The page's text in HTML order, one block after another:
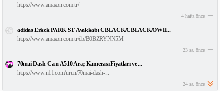
https://www.amazon.com.tr/
4 hafta önce
adidas Erkek PARK ST Ayakkabı CBLACK/CBLACK/OWH...
https://www.amazon.com.tr/dp/B0BZRYNN5M
23 sa. önce
70mai Dash Cam A510 Araç Kamerası Fiyatları ve ...
https://www.n11.com/urun/70mai-dash-...
24 sa. önce